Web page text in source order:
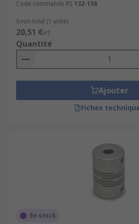
Code commande RS 132-158
Sous-total (1 unité)
20,51 €HT
Quantité
Ajouter
Fiches
En stock